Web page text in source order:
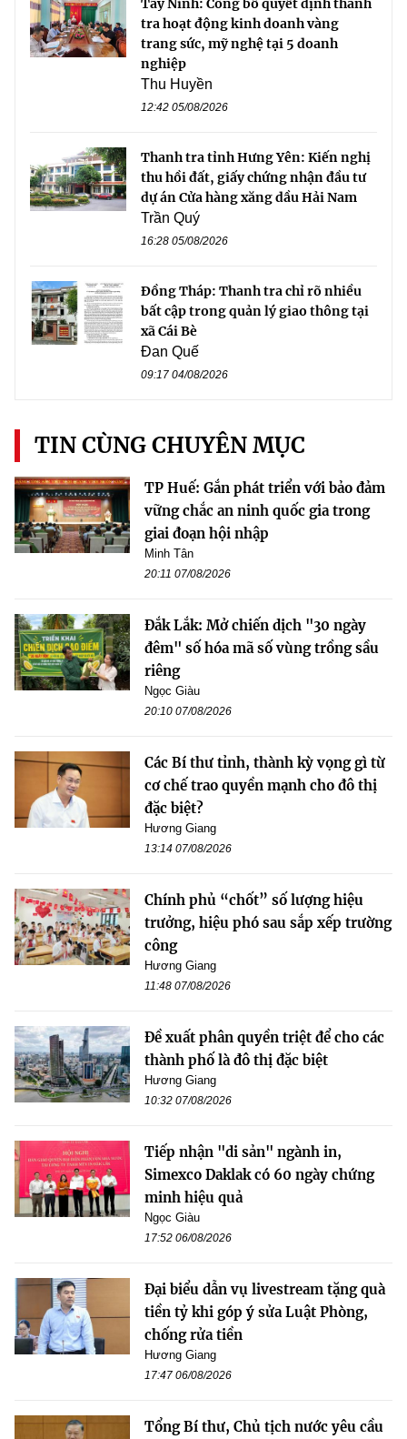
tra hoạt động kinh doanh vàng
trang sức, mỹ nghệ tại 5 doanh
nghiệp
Thu Huyền
12:42 05/08/2026
Thanh tra tỉnh Hưng Yên: Kiến nghị
thu hồi đất, giấy chứng nhận đầu tư
dự án Cửa hàng xăng dầu Hải Nam
Trần Quý
16:28 05/08/2026
Đồng Tháp: Thanh tra chỉ rõ nhiều
bất cập trong quản lý giao thông tại
xã Cái Bè
Đan Quế
09:17 04/08/2026
TIN CÙNG CHUYÊN MỤC
TP Huế: Gắn phát triển với bảo đảm
vững chắc an ninh quốc gia trong
giai đoạn hội nhập
Minh Tân
20:11 07/08/2026
Đắk Lắk: Mở chiến dịch "30 ngày
đêm" số hóa mã số vùng trồng sầu
riêng
Ngọc Giàu
20:10 07/08/2026
Các Bí thư tỉnh, thành kỳ vọng gì từ
cơ chế trao quyền mạnh cho đô thị
đặc biệt?
Hương Giang
13:14 07/08/2026
Chính phủ “chốt” số lượng hiệu
trưởng, hiệu phó sau sắp xếp trường
công
Hương Giang
11:48 07/08/2026
Đề xuất phân quyền triệt để cho các
thành phố là đô thị đặc biệt
Hương Giang
10:32 07/08/2026
Tiếp nhận "di sản" ngành in,
Simexco Daklak có 60 ngày chứng
minh hiệu quả
Ngọc Giàu
17:52 06/08/2026
Đại biểu dẫn vụ livestream tặng quà
tiền tỷ khi góp ý sửa Luật Phòng,
chống rửa tiền
Hương Giang
17:47 06/08/2026
Tổng Bí thư, Chủ tịch nước yêu cầu